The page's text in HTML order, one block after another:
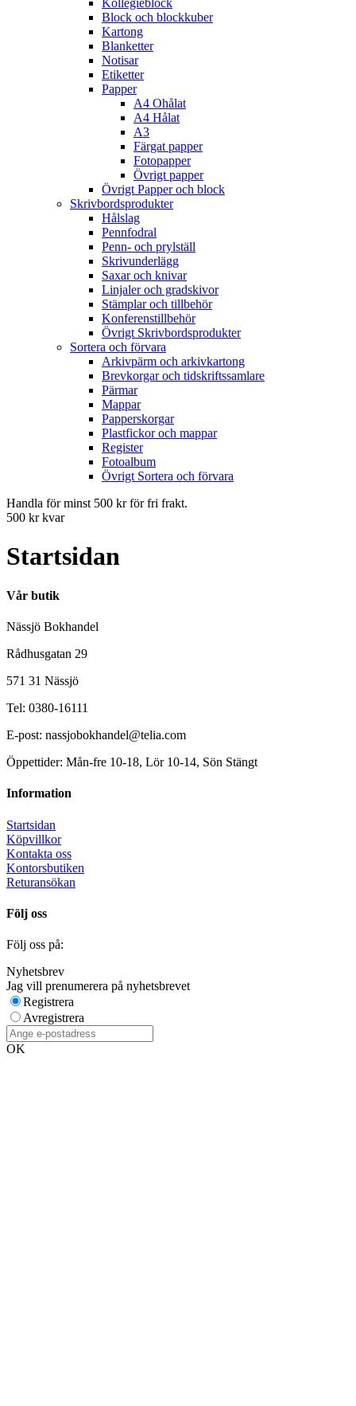
Kollegieblock
Block och blockkuber
Kartong
Blanketter
Notisar
Etiketter
Papper
A4 Ohålat
A4 Hålat
A3
Färgat papper
Fotopapper
Övrigt papper
Övrigt Papper och block
Skrivbordsprodukter
Hålslag
Pennfodral
Penn- och prylställ
Skrivunderlägg
Saxar och knivar
Linjaler och gradskivor
Stämplar och tillbehör
Konferenstillbehör
Övrigt Skrivbordsprodukter
Sortera och förvara
Arkivpärm och arkivkartong
Brevkorgar och tidskriftssamlare
Pärmar
Mappar
Papperskorgar
Plastfickor och mappar
Register
Fotoalbum
Övrigt Sortera och förvara
Handla för minst 500 kr för fri frakt.
500 kr kvar
Startsidan
Vår butik
Nässjö Bokhandel
Rådhusgatan 29
571 31 Nässjö
Tel: 0380-16111
E-post: nassjobokhandel@telia.com
Öppettider: Mån-fre 10-18, Lör 10-14, Sön Stängt
Information
Startsidan
Köpvillkor
Kontakta oss
Kontorsbutiken
Returansökan
Följ oss
Följ oss på:
Nyhetsbrev
Jag vill prenumerera på nyhetsbrevet
Registrera
Avregistrera
OK